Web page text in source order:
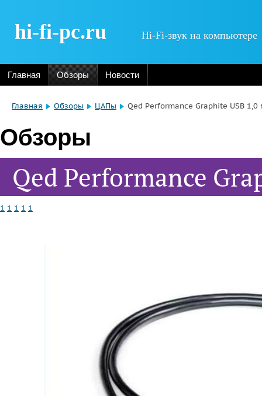
hi-fi-pc.ru Hi-Fi-звук на компьютере
Главная Обзоры Новости
Главная Обзоры ЦАПы Qed Performance Graphite USB 1,0
Обзоры
Qed Performance
1 1 1 1 1